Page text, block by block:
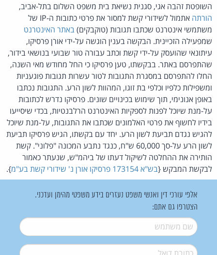
השופטת זהבה אגי, סגנית נשיאת בית משפט השלום בתל-אביב,
הורתה
אתמול לשידורי קשת למסור את פרטי כתובות ה-IP של
משתמשי אינטרנט שכתבו תגובות (טוקבקים)באתר האינטרנט
שמפעילה הזכיינית. הבקשה בענין הוגשה על-ידי אורן פרסיקו,
עיתונאי שהועסק על-ידי קשת וכתב עבורה טור שבועי בנושאי בידור,
שהתפרסם באתר. בבקשתו, טען פרסיקו כי החל מחודש מאי השנה,
החלו להתפרסם במסגרת התגובות לטור עשרות תגובות פוגעניות
ומשפילות כלפיו וכלפי בת זוגו, המהוות לשון הרע. התגובות נכתבו
באופן אנונימי, תוך שימוש בכינויים שונים. פרסיקו נדרש לכתובות
על-מנת שיוכל לפנות לספקיות האינטרנט הרלבנטיות, בכדי שיסייעו
בידיו לחשוף את פרטי האלמונים שכתבו את התגובות, על-מנת שיוכל
להגיש נגדם תביעת לשון הרע. יחד עם בקשתו, הגיש פרסיקו תביעת
לשון הרע על-סך 60,000 ש"ח, כנגד נתבע המכונה "פלוני". קשת
הותירה את ההחלטה לשיקול דעתו של ביהמ"ש, שנעתר כאמור
לבקשת המבקש {בש"א 173154 פרסיקו אורן נ' שידורי קשת בע"מ }.
אלפי עורכי דין ואנשי משפט נעזרים בידע משפטי מהימן ועדכני.
הצטרפו גם אתם:
שם משתמש*
דואל*